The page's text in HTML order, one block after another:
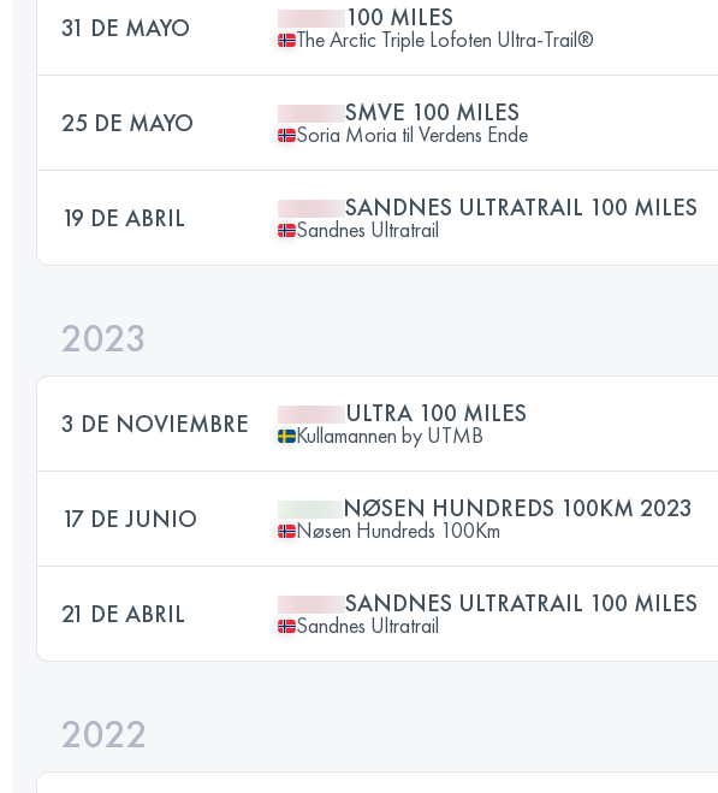
31 DE MAYO 100 MILES
The Arctic Triple Lofoten Ultra-Trail®
25 DE MAYO SMVE 100 MILES
Soria Moria til Verdens Ende
19 DE ABRIL SANDNES ULTRATRAIL 100 MILES
Sandnes Ultratrail
2023
3 DE NOVIEMBRE ULTRA 100 MILES
Kullamannen by UTMB
17 DE JUNIO NØSEN HUNDREDS 100KM 2023
Nøsen Hundreds 100Km
21 DE ABRIL SANDNES ULTRATRAIL 100 MILES
Sandnes Ultratrail
2022